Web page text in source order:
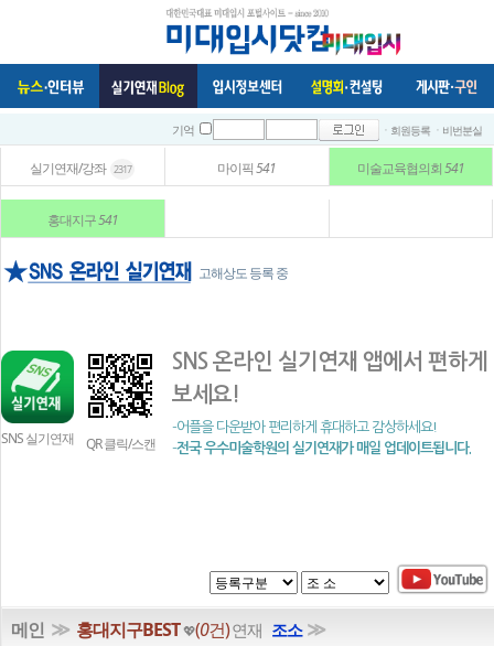
기억 ㆍ회원등록 ㆍ비번분실
실기연재/강좌 2317 마이픽541 미술교육협의회541
홍대지구541
고해상도 등록 중
SNS 실기연재 QR 클릭/스캔
SNS 온라인 실기연재 앱에서 편하게
보세요!
-어플을 다운받아 편리하게 휴대하고 감상하세요!
-전국 우수미술학원의 실기연재가 매일 업데이트됩니다.
메인 ≫ 홍대지구BEST💖(0건)연재 조소≫